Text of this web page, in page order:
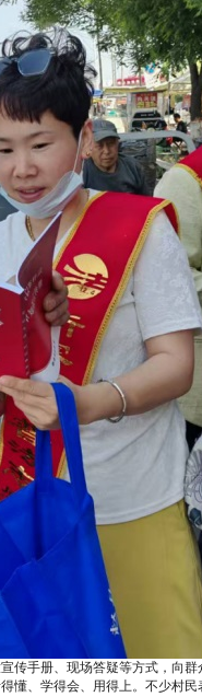
手册、现场答疑等方式，向
、学得会、用得上。不少村